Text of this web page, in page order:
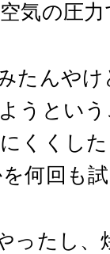
気の圧
たんや
うとい
くくし
何回も
ったし